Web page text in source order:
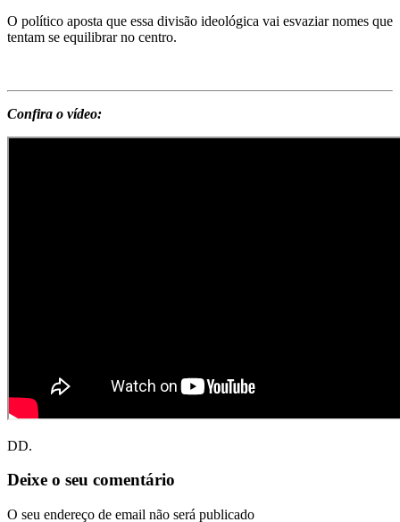
O político aposta que essa divisão ideológica vai esvaziar nomes que
tentam se equilibrar no centro.
Confira o vídeo:
DD.
Deixe o seu comentário
O seu endereço de email não será publicado